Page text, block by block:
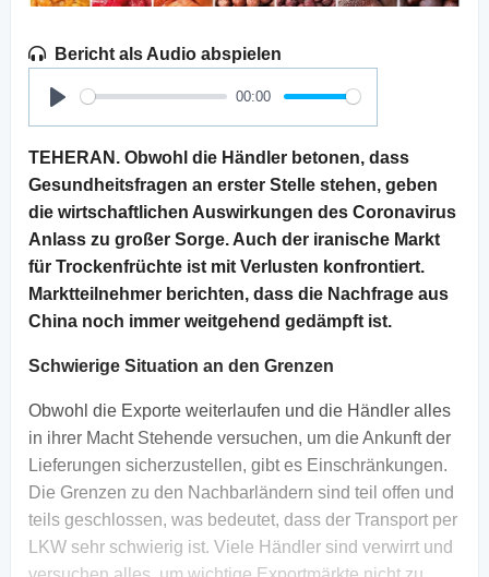
Bericht als Audio abspielen
Play
00:00
TEHERAN. Obwohl die Händler betonen, dass
Gesundheitsfragen an erster Stelle stehen, geben
die wirtschaftlichen Auswirkungen des Coronavirus
Anlass zu großer Sorge. Auch der iranische Markt
für Trockenfrüchte ist mit Verlusten konfrontiert.
Marktteilnehmer berichten, dass die Nachfrage aus
China noch immer weitgehend gedämpft ist.
Schwierige Situation an den Grenzen
Obwohl die Exporte weiterlaufen und die Händler alles
in ihrer Macht Stehende versuchen, um die Ankunft der
Lieferungen sicherzustellen, gibt es Einschränkungen.
Die Grenzen zu den Nachbarländern sind teil offen und
teils geschlossen, was bedeutet, dass der Transport per
LKW sehr schwierig ist. Viele Händler sind verwirrt und